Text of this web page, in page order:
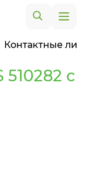
Контактные
510282 c